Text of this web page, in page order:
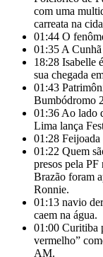
com uma
carreata na
01:44 O
01:35 A
18:28 Isabelle
sua chegada
01:43
Bumbódromo
01:36 Ao lado
Lima lança
01:28
01:22 Quem
presos pela
Brazão foram
Ronnie.
01:13 navio
caem na água.
01:00 Curitiba
vermelho”
AM.